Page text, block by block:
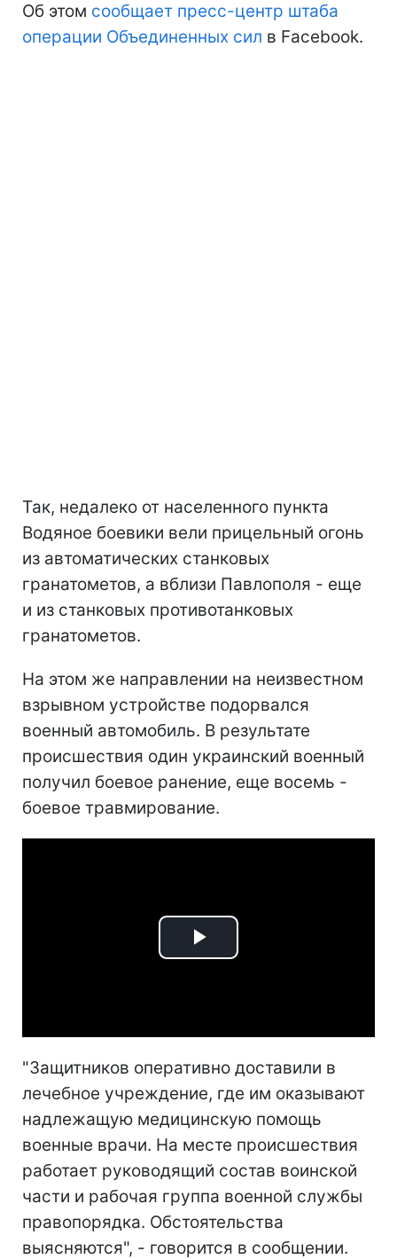
Об этом сообщает пресс-центр штаба
операции Объединенных сил в Facebook.
Так, недалеко от населенного пункта
Водяное боевики вели прицельный огонь
из автоматических станковых
гранатометов, а вблизи Павлополя - еще
и из станковых противотанковых
гранатометов.
На этом же направлении на неизвестном
взрывном устройстве подорвался
военный автомобиль. В результате
происшествия один украинский военный
получил боевое ранение, еще восемь -
боевое травмирование.
Play
"Защитников оперативно доставили в
лечебное учреждение, где им оказывают
надлежащую медицинскую помощь
военные врачи. На месте происшествия
работает руководящий состав воинской
части и рабочая группа военной службы
правопорядка. Обстоятельства
выясняются", - говорится в сообщении.